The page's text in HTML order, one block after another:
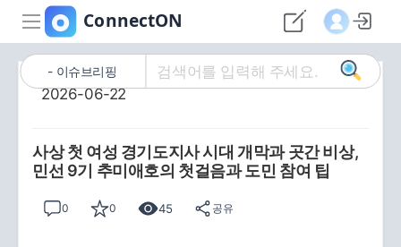
이슈브리핑
2026-06-22
사상 첫 여성 경기도지사 시대 개막과 곳간 비상,
민선 9기 추미애호의 첫걸음과 도민 참여 팁
0 0 45 공유